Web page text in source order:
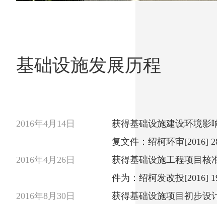
基础设施发展历程
2016年4月14日
获得基础设施建设环境影
复文件：绍柯环审[2016]
2016年4月26日
获得基础设施工程项目核
件为：绍柯发改投[2016]
2016年8月30日
获得基础设施项目初步设